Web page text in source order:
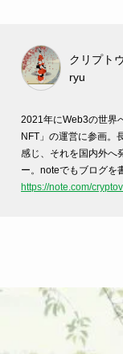
クリプト
ryu
2021年にWeb3の世界
NFT」の運営に参画。
感じ、 それを国内外へ
ー。noteでもブログを
https://note.com/